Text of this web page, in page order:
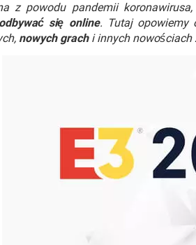
z powodu pandemii
się online. Tutaj opowiemy
nowych grachi innych nowościach